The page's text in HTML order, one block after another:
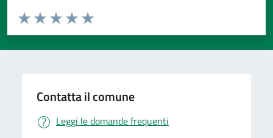
Valuta da 1 a 5 stelle la pagina
Valuta 5 stelle su 5
Valuta 4 stelle su 5
Valuta 3 stelle su 5
Valuta 2 stelle su 5
Valuta 1 stelle su 5
Contatta il comune
Leggi le domande frequenti